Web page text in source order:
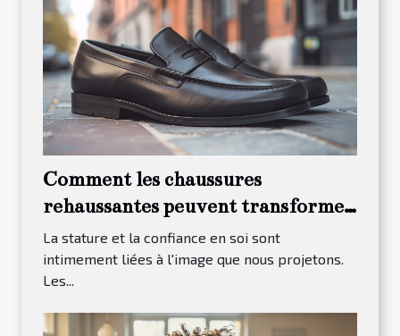
Comment les chaussures
rehaussantes peuvent transformer
votre présence et confiance
La stature et la confiance en soi sont
intimement liées à l'image que nous projetons.
Les...